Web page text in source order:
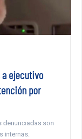
ejecutivo
por
denunciadas son
internas.